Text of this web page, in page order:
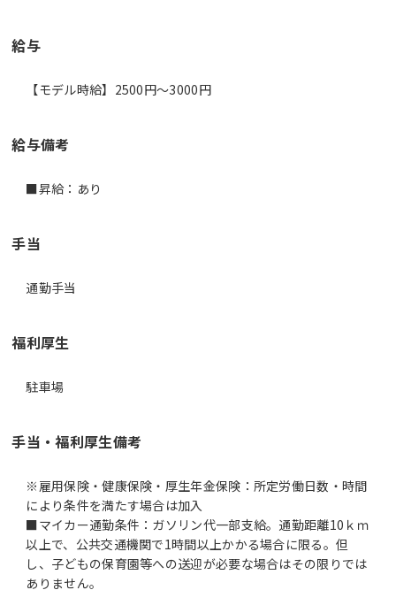
給与
【モデル時給】2500円〜3000円
給与備考
■昇給：あり
手当
通勤手当
福利厚生
駐車場
手当・福利厚生備考
※雇用保険・健康保険・厚生年金保険：所定労働日数・時間
により条件を満たす場合は加入
■マイカー通勤条件：ガソリン代一部支給。通勤距離10ｋｍ
以上で、公共交通機関で1時間以上かかる場合に限る。但
し、子どもの保育園等への送迎が必要な場合はその限りでは
ありません。